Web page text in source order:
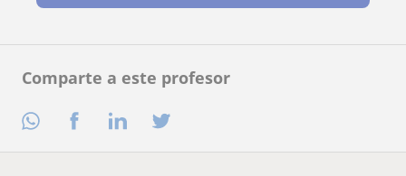
Comparte a este profesor